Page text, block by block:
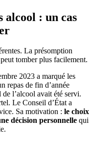
alcool : un cas
La présomption
tomber plus facilement.
2023 a marqué les
repas de fin d’année
l’alcool avait été servi.
Le Conseil d’État a
Sa motivation :le choix
décision personnellequi